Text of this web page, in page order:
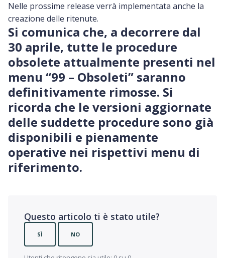
Nelle prossime release verrà implementata anche la
creazione delle ritenute.
Si comunica che, a decorrere dal
30 aprile, tutte le procedure
obsolete attualmente presenti nel
menu “99 – Obsoleti” saranno
definitivamente rimosse. Si
ricorda che le versioni aggiornate
delle suddette procedure sono già
disponibili e pienamente
operative nei rispettivi menu di
riferimento.
Questo articolo ti è stato utile?
SÌ NO